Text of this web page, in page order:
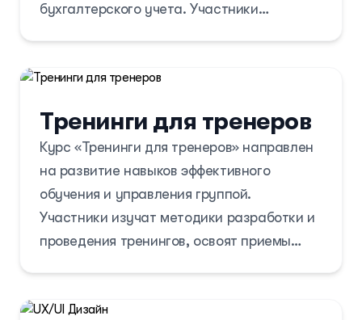
бухгалтерского учета. Участники
бюджетные стратегии и принимать
предназначен для тех, кто хочет лучше
понимать финансовые процессы и
эффективно управлять ресурсами в
бизнесе.
Тренинги для тренеров
Курс «Тренинги для тренеров» направлен
на развитие навыков эффективного
обучения и управления группой.
Участники изучат методики разработки и
проведения тренингов, освоят приемы
уровни подготовки слушателей. Этот курс